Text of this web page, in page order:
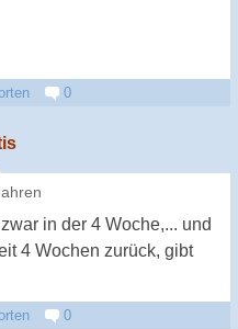
0
in der 4 Woche,... und
4 Wochen zurück, gibt
0